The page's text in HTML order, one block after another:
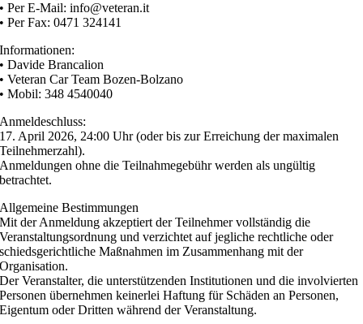
• Per E-Mail: info@veteran.it
• Per Fax: 0471 324141
Informationen:
• Davide Brancalion
• Veteran Car Team Bozen-Bolzano
• Mobil: 348 4540040
Anmeldeschluss:
17. April 2026, 24:00 Uhr (oder bis zur Erreichung der maximalen
Teilnehmerzahl).
Anmeldungen ohne die Teilnahmegebühr werden als ungültig
betrachtet.
Allgemeine Bestimmungen
Mit der Anmeldung akzeptiert der Teilnehmer vollständig die
Veranstaltungsordnung und verzichtet auf jegliche rechtliche oder
schiedsgerichtliche Maßnahmen im Zusammenhang mit der
Organisation.
Der Veranstalter, die unterstützenden Institutionen und die involvierten
Personen übernehmen keinerlei Haftung für Schäden an Personen,
Eigentum oder Dritten während der Veranstaltung.